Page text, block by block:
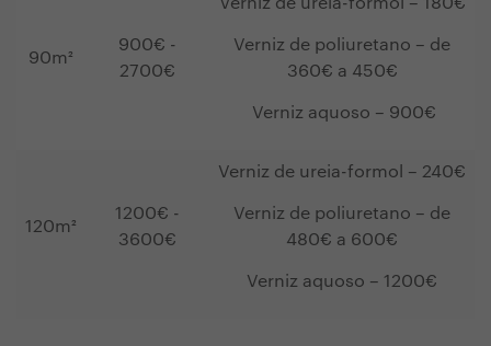
90m²
900€ -
2700€
Verniz de poliuretano – de
360€ a 450€
Verniz aquoso – 900€
120m²
1200€ -
3600€
Verniz de ureia-formol – 240€
Verniz de poliuretano – de
480€ a 600€
Verniz aquoso – 1200€